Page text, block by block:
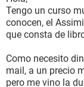
Tengo un curso
conocen, el
que consta de
Como necesito
mail, a un precio
pero me vino la